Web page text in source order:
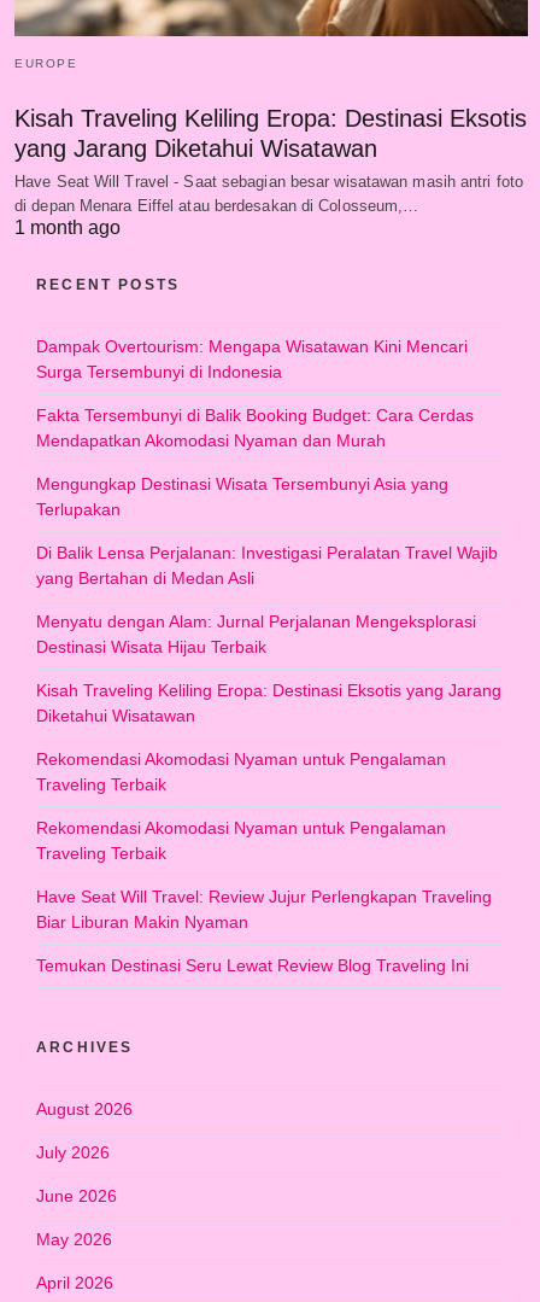
EUROPE
Kisah Traveling Keliling Eropa: Destinasi Eksotis
yang Jarang Diketahui Wisatawan
Have Seat Will Travel - Saat sebagian besar wisatawan masih antri foto
di depan Menara Eiffel atau berdesakan di Colosseum,…
1 month ago
RECENT POSTS
Dampak Overtourism: Mengapa Wisatawan Kini Mencari
Surga Tersembunyi di Indonesia
Fakta Tersembunyi di Balik Booking Budget: Cara Cerdas
Mendapatkan Akomodasi Nyaman dan Murah
Mengungkap Destinasi Wisata Tersembunyi Asia yang
Terlupakan
Di Balik Lensa Perjalanan: Investigasi Peralatan Travel Wajib
yang Bertahan di Medan Asli
Menyatu dengan Alam: Jurnal Perjalanan Mengeksplorasi
Destinasi Wisata Hijau Terbaik
Kisah Traveling Keliling Eropa: Destinasi Eksotis yang Jarang
Diketahui Wisatawan
Rekomendasi Akomodasi Nyaman untuk Pengalaman
Traveling Terbaik
Rekomendasi Akomodasi Nyaman untuk Pengalaman
Traveling Terbaik
Have Seat Will Travel: Review Jujur Perlengkapan Traveling
Biar Liburan Makin Nyaman
Temukan Destinasi Seru Lewat Review Blog Traveling Ini
ARCHIVES
August 2026
July 2026
June 2026
May 2026
April 2026